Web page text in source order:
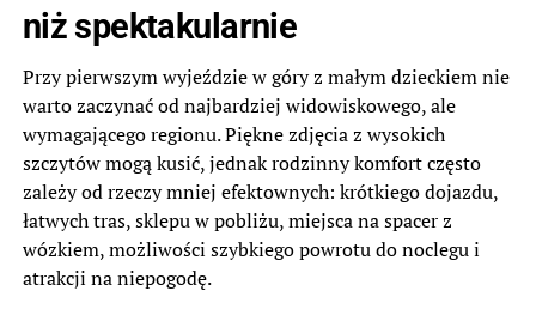
niż spektakularnie
Przy pierwszym wyjeździe w góry z małym dzieckiem nie
warto zaczynać od najbardziej widowiskowego, ale
wymagającego regionu. Piękne zdjęcia z wysokich
szczytów mogą kusić, jednak rodzinny komfort często
zależy od rzeczy mniej efektownych: krótkiego dojazdu,
łatwych tras, sklepu w pobliżu, miejsca na spacer z
wózkiem, możliwości szybkiego powrotu do noclegu i
atrakcji na niepogodę.